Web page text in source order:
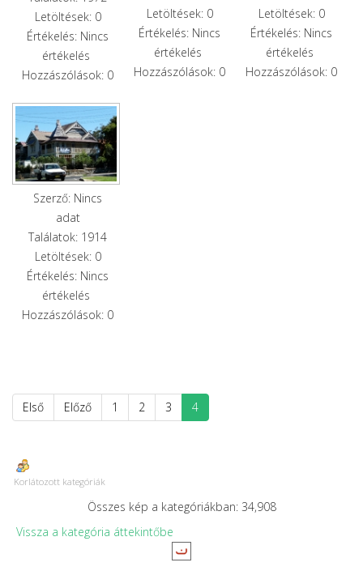
Letöltések: 0
Értékelés: Nincs
értékelés
Hozzászólások: 0
Letöltések: 0
Értékelés: Nincs
értékelés
Hozzászólások: 0
Letöltések: 0
Értékelés: Nincs
értékelés
Hozzászólások: 0
Szerző: Nincs
adat
Találatok: 1914
Letöltések: 0
Értékelés: Nincs
értékelés
Hozzászólások: 0
Első Előző 1 2 3 4
Korlátozott kategóriák
Összes kép a kategóriákban: 34,908
Vissza a kategória áttekintőbe